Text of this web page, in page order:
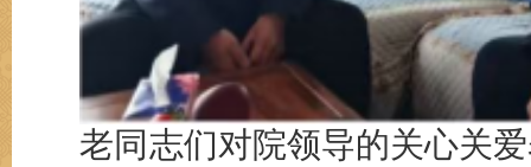
老同志们对院领导的关心关